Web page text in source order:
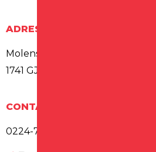
ADRES
Molenstraat 13A
1741 GJ Schagen
CONTACT
0224-745229